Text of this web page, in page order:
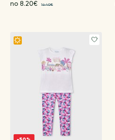
no 8.20€ 16.40€